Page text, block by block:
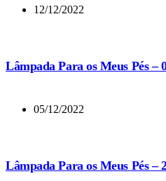
12/12/2022
Lâmpada Para os Meus Pés –
05/12/2022
Lâmpada Para os Meus Pés –